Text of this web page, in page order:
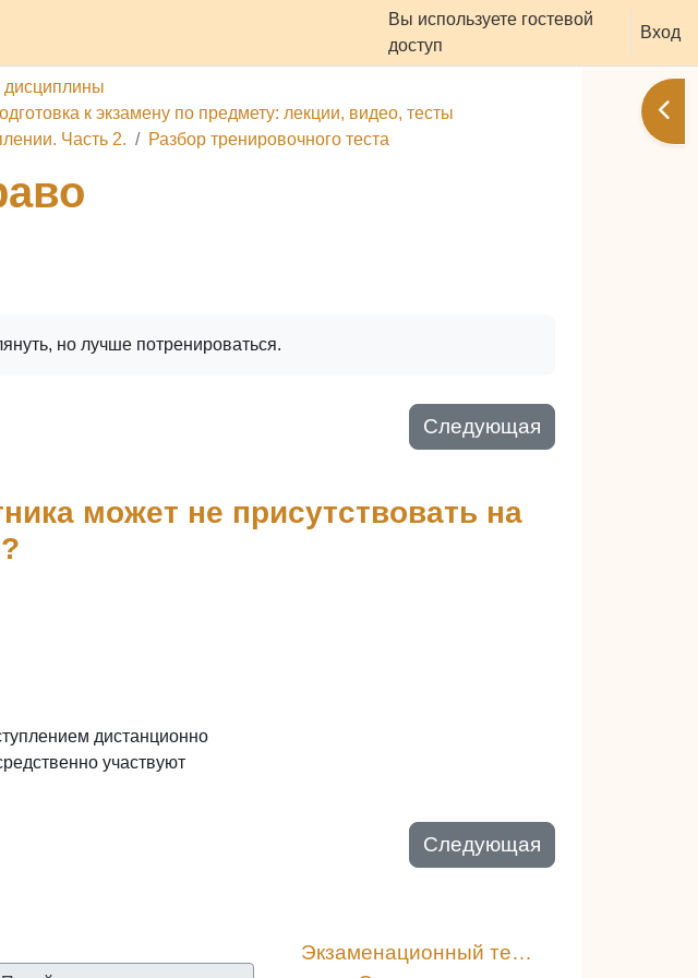
Вы используете гостевой
доступ
Вход
к экзамену по предмету: лекции, видео, тесты
Часть 2.
Разбор тренировочного теста
но лучше потренироваться.
Следующая
может не присутствовать на
дистанционно
участвуют
Следующая
Экзаменационный тест.